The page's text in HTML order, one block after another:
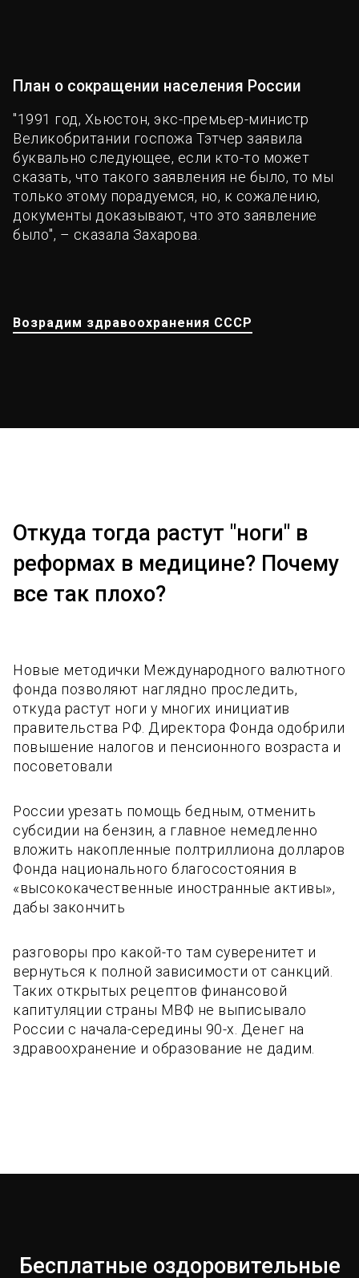
План о сокращении населения России
"1991 год, Хьюстон, экс-премьер-министр
Великобритании госпожа Тэтчер заявила
буквально следующее, если кто-то может
сказать, что такого заявления не было, то мы
только этому порадуемся, но, к сожалению,
документы доказывают, что это заявление
было", – сказала Захарова.
Возрадим здравоохранения СССР
Откуда тогда растут "ноги" в
реформах в медицине? Почему
все так плохо?
Новые методички Международного валютного
фонда позволяют наглядно проследить,
откуда растут ноги у многих инициатив
правительства РФ. Директора Фонда одобрили
повышение налогов и пенсионного возраста и
посоветовали
России урезать помощь бедным, отменить
субсидии на бензин, а главное немедленно
вложить накопленные полтриллиона долларов
Фонда национального благосостояния в
«высококачественные иностранные активы»,
дабы закончить
разговоры про какой-то там суверенитет и
вернуться к полной зависимости от санкций.
Таких открытых рецептов финансовой
капитуляции страны МВФ не выписывало
России с начала-середины 90-х. Денег на
здравоохранение и образование не дадим.
Бесплатные оздоровительные